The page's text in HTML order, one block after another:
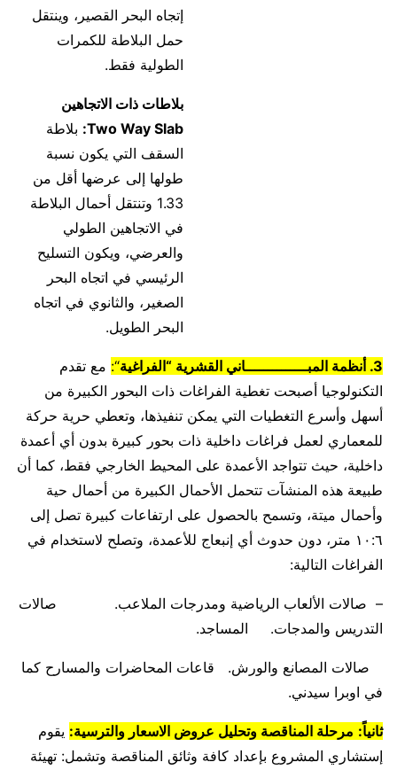
إتجاه البحر القصير، وينتقل
حمل البلاطة للكمرات
الطولية فقط.
بلاطات ذات الاتجاهين
Two Way Slab: بلاطة
السقف التي يكون نسبة
طولها إلى عرضها أقل من
1.33 وتنتقل أحمال البلاطة
في الاتجاهين الطولي
والعرضي، ويكون التسليح
الرئيسي في اتجاه البحر
الصغير، والثانوي في اتجاه
البحر الطويل.
3. أنظمة المبــــــــــــــاني القشرية “الفراغية “: مع تقدم
التكنولوجيا أصبحت تغطية الفراغات ذات البحور الكبيرة من
أسهل وأسرع التغطيات التي يمكن تنفيذها، وتعطي حرية حركة
للمعماري لعمل فراغات داخلية ذات بحور كبيرة بدون أي أعمدة
داخلية، حيث تتواجد الأعمدة على المحيط الخارجي فقط، كما أن
طبيعة هذه المنشآت تتحمل الأحمال الكبيرة من أحمال حية
وأحمال ميتة، وتسمح بالحصول على ارتفاعات كبيرة تصل إلى
١٠:٦ متر، دون حدوث أي إنبعاج للأعمدة، وتصلح لاستخدام في
الفراغات التالية:
– صالات الألعاب الرياضية ومدرجات الملاعب. صالات
التدريس والمدجات. المساجد.
صالات المصانع والورش. قاعات المحاضرات والمسارح كما
في اوبرا سيدني.
ثانياً: مرحلة المناقصة وتحليل عروض الاسعار والترسية: يقوم
إستشاري المشروع بإعداد كافة وثائق المناقصة وتشمل: تهيئة